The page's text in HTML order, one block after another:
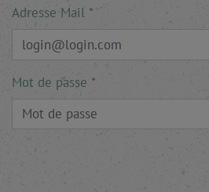
Adresse Mail
Mot de passe